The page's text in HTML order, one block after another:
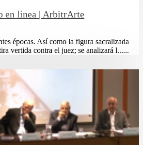
en línea | ArbitrArte
épocas. Así como la figura sacralizada
vertida contra el juez; se analizará l......